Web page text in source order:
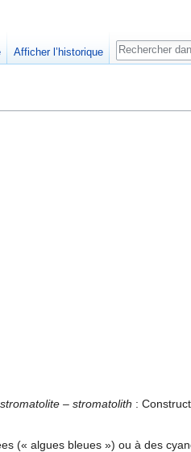
stromatolite – stromatolith :
(« algues bleues ») ou à des
Afficher l’historique